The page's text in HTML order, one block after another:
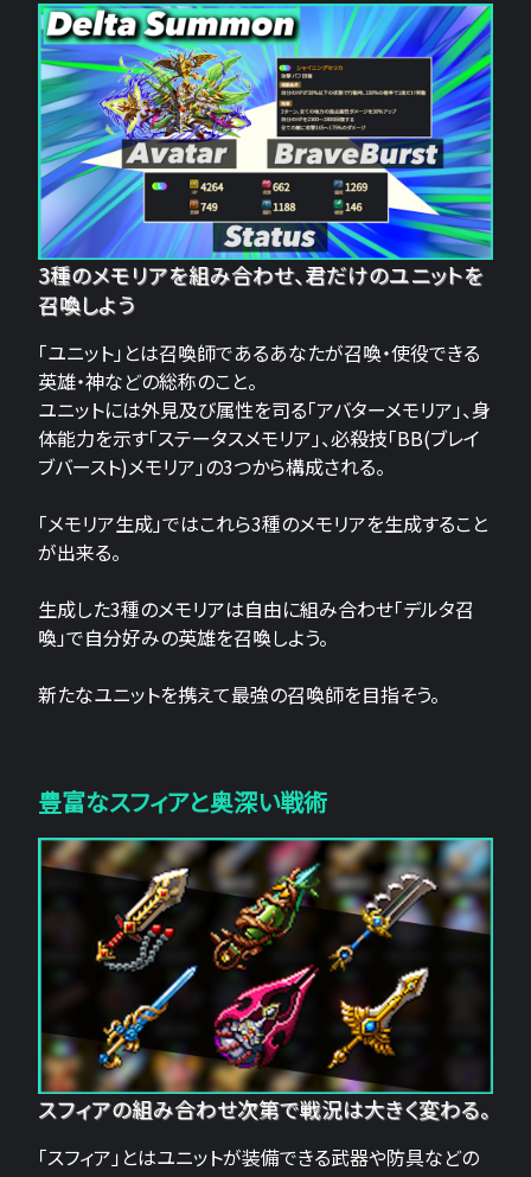
3種のメモリアを組み合わせ、君だけのユニットを
召喚しよう
「ユニット」とは召喚師であるあなたが召喚・使役できる
英雄・神などの総称のこと。
ユニットには外見及び属性を司る「アバターメモリア」、身
体能力を示す「ステータスメモリア」、必殺技「BB(ブレイ
ブバースト)メモリア」の3つから構成される。
「メモリア生成」ではこれら3種のメモリアを生成すること
が出来る。
生成した3種のメモリアは自由に組み合わせ「デルタ召
喚」で自分好みの英雄を召喚しよう。
新たなユニットを携えて最強の召喚師を目指そう。
豊富なスフィアと奥深い戦術
スフィアの組み合わせ次第で戦況は大きく変わる。
「スフィア」とはユニットが装備できる武器や防具などの